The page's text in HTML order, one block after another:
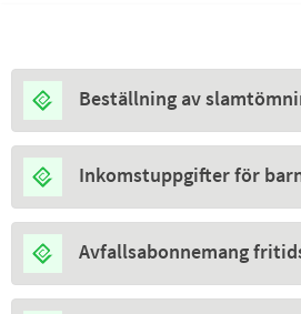
Beställning av
Inkomstuppgifter för
Avfallsabonnemang